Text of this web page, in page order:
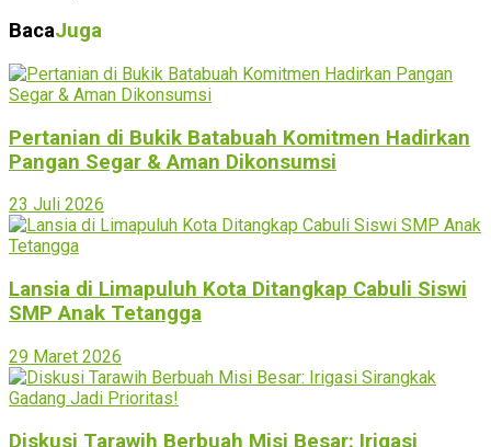
BacaJuga
Pertanian di Bukik Batabuah Komitmen Hadirkan
Pangan Segar & Aman Dikonsumsi
23 Juli 2026
Lansia di Limapuluh Kota Ditangkap Cabuli Siswi
SMP Anak Tetangga
29 Maret 2026
Diskusi Tarawih Berbuah Misi Besar: Irigasi